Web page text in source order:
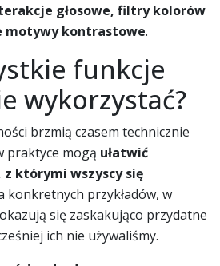
głosowe, filtry kolorów
motywy kontrastowe.
funkcje
wykorzystać?
brzmią czasem technicznie
praktyce mogą ułatwić
którymi wszyscy się
konkretnych przykładów, w
się zaskakująco przydatne
ich nie używaliśmy.